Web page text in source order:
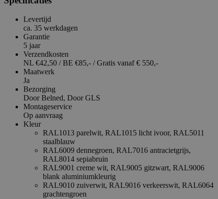
Levertijd
ca. 35 werkdagen
Garantie
5 jaar
Verzendkosten
NL €42,50 / BE €85,- / Gratis vanaf € 550,-
Maatwerk
Ja
Bezorging
Door Belned, Door GLS
Montageservice
Op aanvraag
Kleur
RAL1013 parelwit, RAL1015 licht ivoor, RAL5011
staalblauw
RAL6009 dennegroen, RAL7016 antracietgrijs,
RAL8014 sepiabruin
RAL9001 creme wit, RAL9005 gitzwart, RAL9006
blank aluminiumkleurig
RAL9010 zuiverwit, RAL9016 verkeerswit, RAL6064
grachtengroen